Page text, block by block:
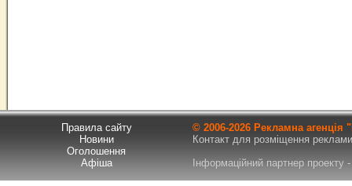
Правила сайту
Новини
Оголошення
Афіша
© 2006-2026 Рекламна
Контакт для розміщення
Інформаційний партнер проекту